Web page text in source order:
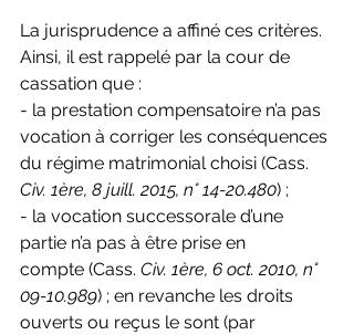
La jurisprudence a affiné ces critères.
Ainsi, il est rappelé par la cour de
cassation que :
- la prestation compensatoire n’a pas
vocation à corriger les conséquences
du régime matrimonial choisi (Cass.
Civ. 1ère, 8 juill. 2015, n° 14-20.480) ;
- la vocation successorale d’une
partie n’a pas à être prise en
compte (Cass. Civ. 1ère, 6 oct. 2010, n°
09-10.989) ; en revanche les droits
ouverts ou reçus le sont (par